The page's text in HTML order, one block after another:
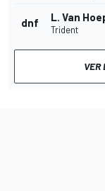
dnf L. Van
Trident
VER